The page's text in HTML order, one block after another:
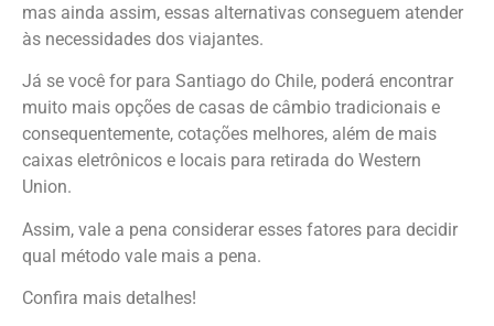
mas ainda assim, essas alternativas conseguem atender
às necessidades dos viajantes.
Já se você for para Santiago do Chile, poderá encontrar
muito mais opções de casas de câmbio tradicionais e
consequentemente, cotações melhores, além de mais
caixas eletrônicos e locais para retirada do Western
Union.
Assim, vale a pena considerar esses fatores para decidir
qual método vale mais a pena.
Confira mais detalhes!